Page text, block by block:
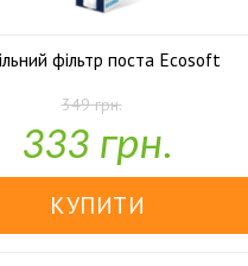
фільтр поста Ecosoft
У наявності
349 грн.
333 грн.